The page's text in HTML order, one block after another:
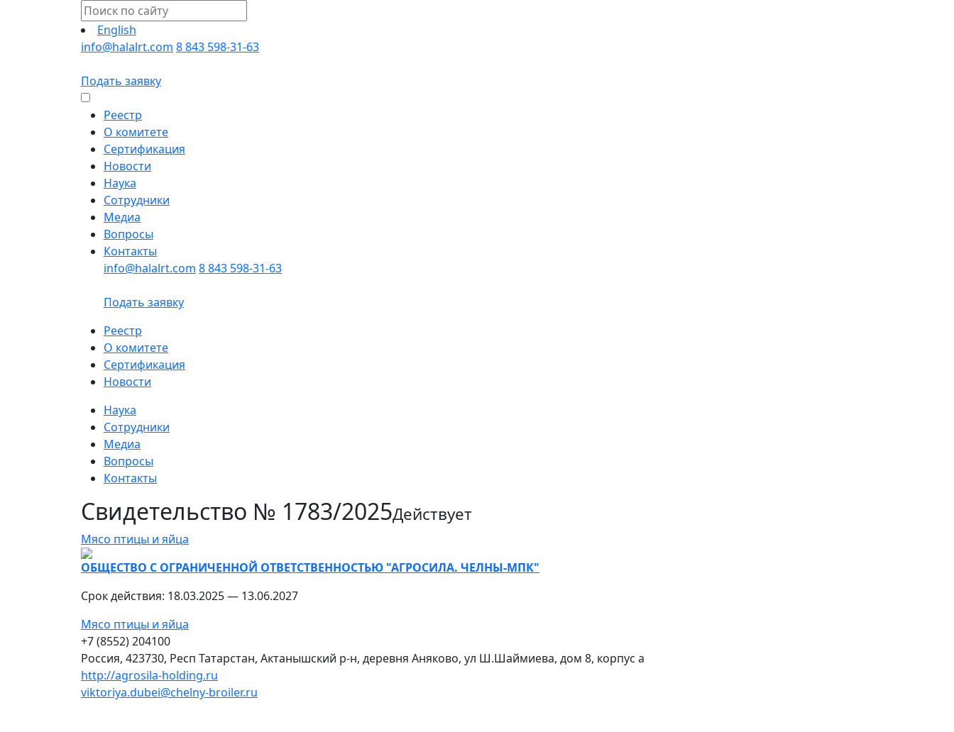
English
info@halalrt.com 8 843 598-31-63
Подать заявку
Реестр
О комитете
Сертификация
Новости
Наука
Сотрудники
Медиа
Вопросы
Контакты
info@halalrt.com 8 843 598-31-63
Подать заявку
Реестр
О комитете
Сертификация
Новости
Наука
Сотрудники
Медиа
Вопросы
Контакты
Свидетельство № 1783/2025Действует
Мясо птицы и яйца
ОБЩЕСТВО С ОГРАНИЧЕННОЙ ОТВЕТСТВЕННОСТЬЮ "АГРОСИЛА. ЧЕЛНЫ-МПК"
Срок действия: 18.03.2025 — 13.06.2027
Мясо птицы и яйца
+7 (8552) 204100
Россия, 423730, Респ Татарстан, Актанышский р-н, деревня Аняково, ул Ш.Шаймиева, дом 8, корпус а
http://agrosila-holding.ru
viktoriya.dubei@chelny-broiler.ru